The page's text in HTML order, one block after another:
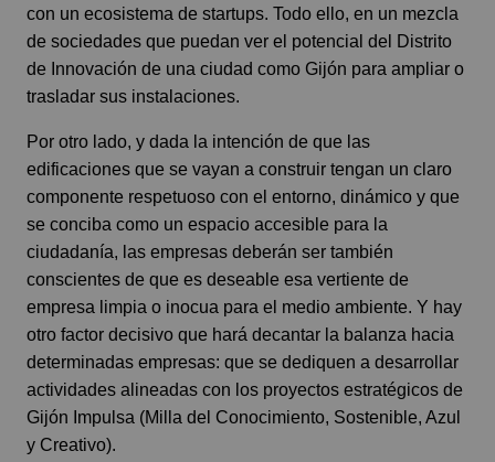
con un ecosistema de startups. Todo ello, en un mezcla
de sociedades que puedan ver el potencial del Distrito
de Innovación de una ciudad como Gijón para ampliar o
trasladar sus instalaciones.
Por otro lado, y dada la intención de que las
edificaciones que se vayan a construir tengan un claro
componente respetuoso con el entorno, dinámico y que
se conciba como un espacio accesible para la
ciudadanía, las empresas deberán ser también
conscientes de que es deseable esa vertiente de
empresa limpia o inocua para el medio ambiente. Y hay
otro factor decisivo que hará decantar la balanza hacia
determinadas empresas: que se dediquen a desarrollar
actividades alineadas con los proyectos estratégicos de
Gijón Impulsa (Milla del Conocimiento, Sostenible, Azul
y Creativo).